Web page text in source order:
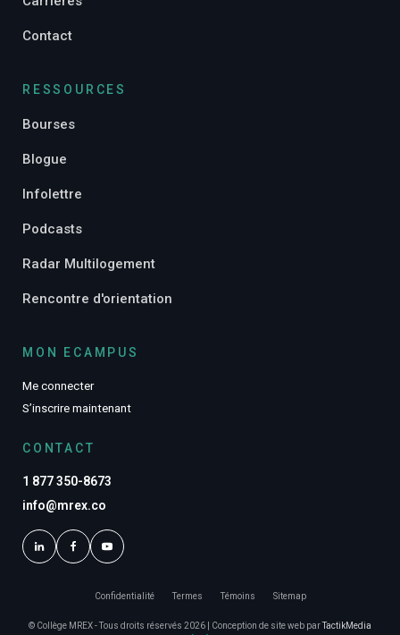
Contact
RESSOURCES
Bourses
Blogue
Infolettre
Podcasts
Radar Multilogement
Rencontre d'orientation
MON ECAMPUS
Me connecter
S’inscrire maintenant
CONTACT
1 877 350-8673
info@mrex.co
© Collège MREX - Tous droits réservés 2026 | Conception de site web parTactikMedia
Confidentialité Termes Témoins Sitemap